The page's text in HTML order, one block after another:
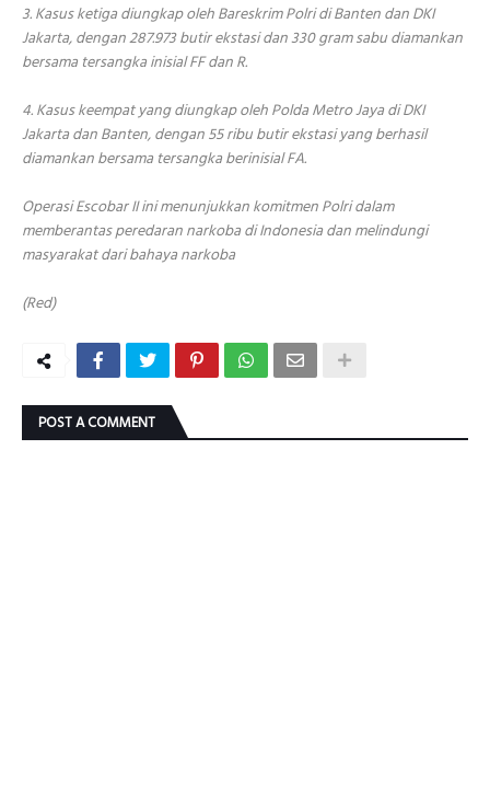
3. Kasus ketiga diungkap oleh Bareskrim Polri di Banten dan DKI
Jakarta, dengan 287.973 butir ekstasi dan 330 gram sabu diamankan
bersama tersangka inisial FF dan R.
4. Kasus keempat yang diungkap oleh Polda Metro Jaya di DKI
Jakarta dan Banten, dengan 55 ribu butir ekstasi yang berhasil
diamankan bersama tersangka berinisial FA.
Operasi Escobar II ini menunjukkan komitmen Polri dalam
memberantas peredaran narkoba di Indonesia dan melindungi
masyarakat dari bahaya narkoba
(Red)
POST A COMMENT